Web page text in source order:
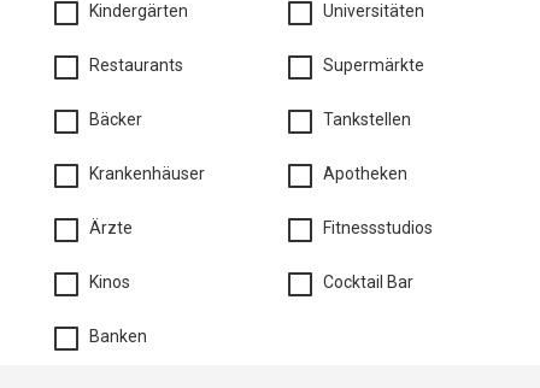
Kindergärten Universitäten
Restaurants Supermärkte
Bäcker Tankstellen
Krankenhäuser Apotheken
Ärzte Fitnessstudios
Kinos Cocktail Bar
Banken